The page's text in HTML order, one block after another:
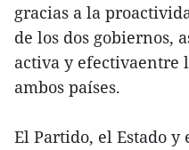
gracias a la
de los dos gobiernos,
activa y efectivaentre
ambos países.
El Partido, el Estado